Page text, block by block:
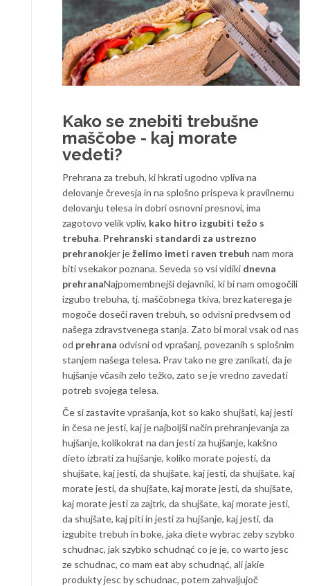
Kako se znebiti trebušne
maščobe - kaj morate
vedeti?
Prehrana za trebuh, ki hkrati ugodno vpliva na
delovanje črevesja in na splošno prispeva k pravilnemu
delovanju telesa in dobri osnovni presnovi, ima
zagotovo velik vpliv, kako hitro izgubiti težo s
trebuha. Prehranski standardi za ustrezno
prehranokjer ježelimo imeti raven trebuh nam mora
biti vsekakor poznana. Seveda so vsi vidiki dnevna
prehranaNajpomembnejši dejavniki, ki bi nam omogočili
izgubo trebuha, tj. maščobnega tkiva, brez katerega je
mogoče doseči raven trebuh, so odvisni predvsem od
našega zdravstvenega stanja. Zato bi moral vsak od nas
od prehrana odvisni od vprašanj, povezanih s splošnim
stanjem našega telesa. Prav tako ne gre zanikati, da je
hujšanje včasih zelo težko, zato se je vredno zavedati
potreb svojega telesa.
Če si zastavite vprašanja, kot so kako shujšati, kaj jesti
in česa ne jesti, kaj je najboljši način prehranjevanja za
hujšanje, kolikokrat na dan jesti za hujšanje, kakšno
dieto izbrati za hujšanje, koliko morate pojesti, da
shujšate, kaj jesti, da shujšate, kaj jesti, da shujšate, kaj
morate jesti, da shujšate, kaj morate jesti, da shujšate,
kaj morate jesti za zajtrk, da shujšate, kaj morate jesti,
da shujšate, kaj piti in jesti za hujšanje, kaj jesti, da
izgubite trebuh in boke, jaka diete wybrac zeby szybko
schudnac, jak szybko schudnąć co je je, co warto jesc
ze schudnac, co mam eat aby schudnąć, ali jakie
produkty jesc by schudnac, potem zahvaljujoč